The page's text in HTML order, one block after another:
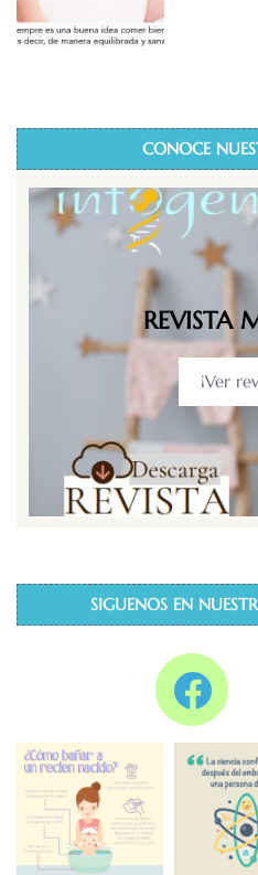
CONOCE
REVISTA
¡Ver
SIGUENOS EN